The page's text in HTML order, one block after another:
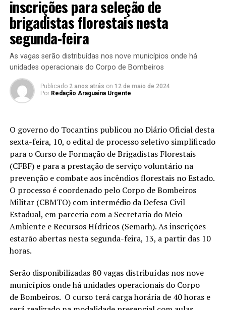
inscrições para seleção de
brigadistas florestais nesta
segunda-feira
As vagas serão distribuídas nos nove municípios onde há
unidades operacionais do Corpo de Bombeiros
Publicado 2 anos atrás on 12 de maio de 2024
Por Redação Araguaina Urgente
O governo do Tocantins publicou no Diário Oficial desta
sexta-feira, 10, o edital de processo seletivo simplificado
para o Curso de Formação de Brigadistas Florestais
(CFBF) e para a prestação de serviço voluntário na
prevenção e combate aos incêndios florestais no Estado.
O processo é coordenado pelo Corpo de Bombeiros
Militar (CBMTO) com intermédio da Defesa Civil
Estadual, em parceria com a Secretaria do Meio
Ambiente e Recursos Hídricos (Semarh). As inscrições
estarão abertas nesta segunda-feira, 13, a partir das 10
horas.
Serão disponibilizadas 80 vagas distribuídas nos nove
municípios onde há unidades operacionais do Corpo
de Bombeiros. O curso terá carga horária de 40 horas e